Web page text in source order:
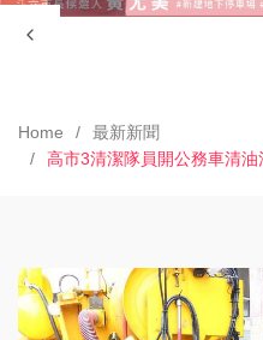
Home
最新新聞
高市3清潔隊員開公務車清